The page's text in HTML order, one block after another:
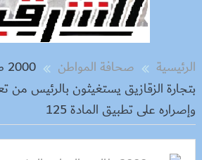
الرئيسية صحافة المواطن
بتجارة الزقازيق يستغيثون بالرئيس من
وإصراره على تطبيق المادة 125